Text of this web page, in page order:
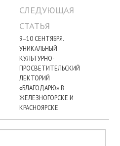
СЛЕДУЮЩАЯ
СТАТЬЯ
9–10 СЕНТЯБРЯ.
УНИКАЛЬНЫЙ
КУЛЬТУРНО-
ПРОСВЕТИТЕЛЬСКИЙ
ЛЕКТОРИЙ
«БЛАГОДАРЮ» В
ЖЕЛЕЗНОГОРСКЕ И
КРАСНОЯРСКЕ